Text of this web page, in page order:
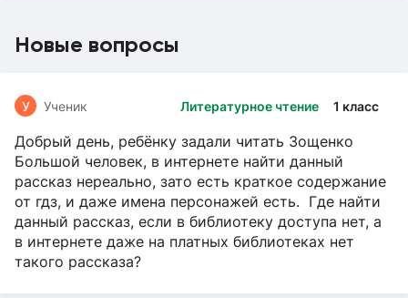
Новые вопросы
Литературное чтение 1 класс
У Ученик
Добрый день, ребёнку задали читать Зощенко
Большой человек, в интернете найти данный
рассказ нереально, зато есть краткое содержание
от гдз, и даже имена персонажей есть. Где найти
данный рассказ, если в библиотеку доступа нет, а
в интернете даже на платных библиотеках нет
такого рассказа?